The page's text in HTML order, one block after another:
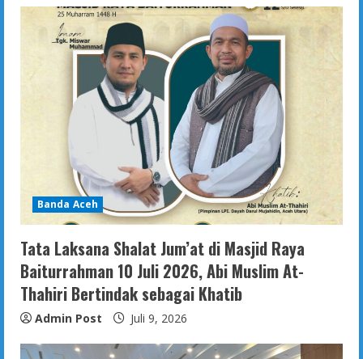
Banda Aceh
Tata Laksana Shalat Jum’at di Masjid Raya
Baiturrahman 10 Juli 2026, Abi Muslim At-
Thahiri Bertindak sebagai Khatib
Admin Post Juli 9, 2026